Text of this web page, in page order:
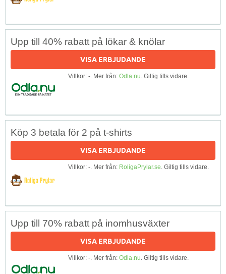
Upp till 40% rabatt på lökar & knölar
VISA ERBJUDANDE
Villkor: -. Mer från: Odla.nu. Giltig tills vidare.
Köp 3 betala för 2 på t-shirts
VISA ERBJUDANDE
Villkor: -. Mer från: RoligaPrylar.se. Giltig tills vidare.
Upp till 70% rabatt på inomhusväxter
VISA ERBJUDANDE
Villkor: -. Mer från: Odla.nu. Giltig tills vidare.